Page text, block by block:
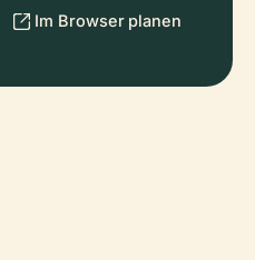
Im Browser planen